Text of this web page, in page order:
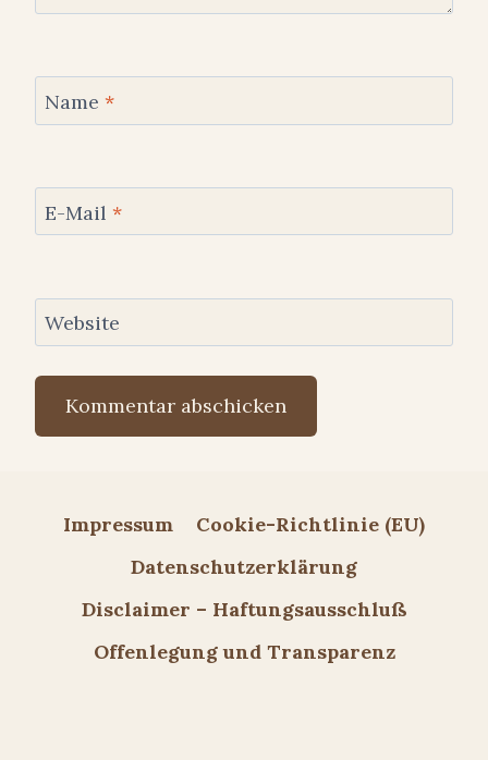
Name *
E-Mail *
Website
Impressum
Cookie-Richtlinie (EU)
Datenschutzerklärung
Disclaimer – Haftungsausschluß
Offenlegung und Transparenz